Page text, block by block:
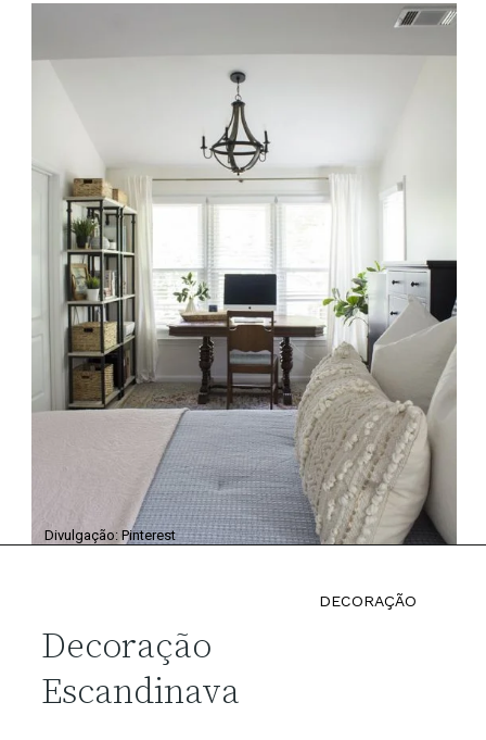
Divulgação: Pinterest
Decoração
Escandinava
DECORAÇÃO